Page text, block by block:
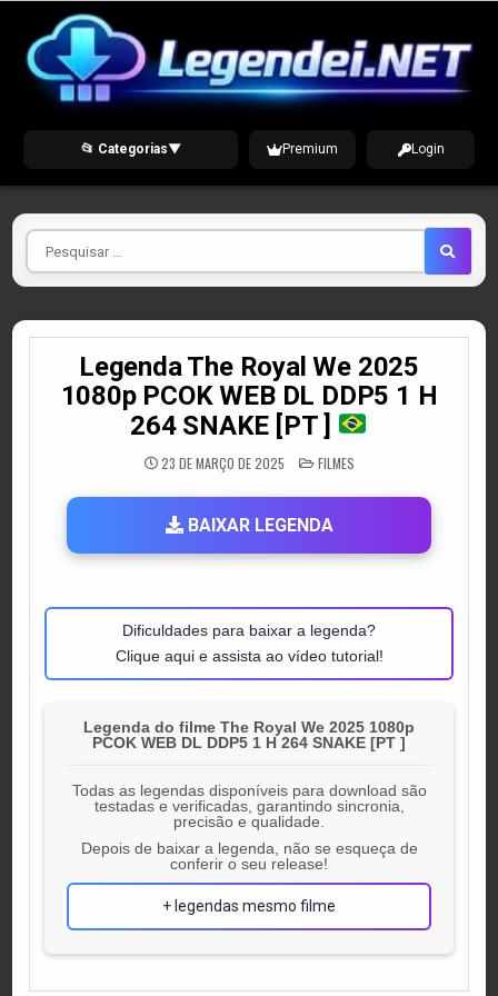
content
📂 Categorias▼ Premium Login
Pesquisar
por
Legenda The Royal We 2025
1080p PCOK WEB DL DDP5 1 H
264 SNAKE [PT ]
23 DE MARÇO DE 2025 POSTED
IN
FILMES
BAIXAR LEGENDA
Dificuldades para baixar a legenda?
Clique aqui e assista ao vídeo tutorial!
Legenda do filme The Royal We 2025 1080p
PCOK WEB DL DDP5 1 H 264 SNAKE [PT ]
Todas as legendas disponíveis para download são
testadas e verificadas, garantindo sincronia,
precisão e qualidade.
Depois de baixar a legenda, não se esqueça de
conferir o seu release!
+ legendas mesmo filme